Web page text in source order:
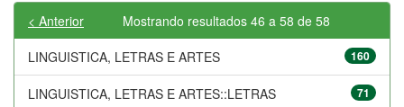
Mostrando resultados 46 a 58 de 58
< Anterior
LINGUISTICA, LETRAS E ARTES
160
LINGUISTICA, LETRAS E ARTES::LETRAS 71